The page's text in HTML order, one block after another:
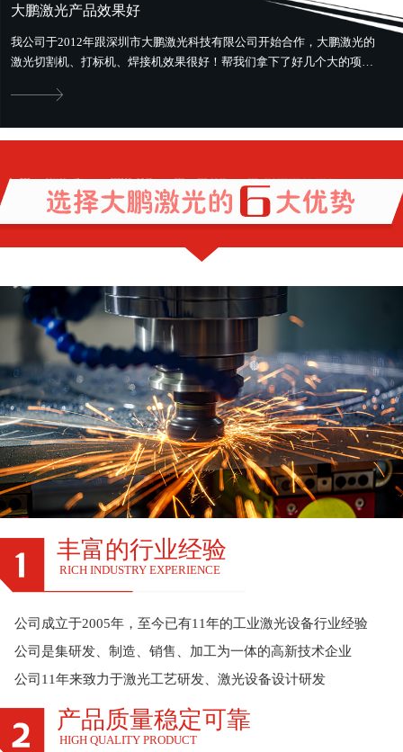
大鹏激光产品效果好
我公司于2012年跟深圳市大鹏激光科技有限公司开始合作，大鹏激光的
激光切割机、打标机、焊接机效果很好！帮我们拿下了好几个大的项
丰富的行业经验
RICH INDUSTRY EXPERIENCE
公司成立于2005年，至今已有11年的工业激光设备行业经验
公司是集研发、制造、销售、加工为一体的高新技术企业
公司11年来致力于激光工艺研发、激光设备设计研发
产品质量稳定可靠
HIGH QUALITY PRODUCT